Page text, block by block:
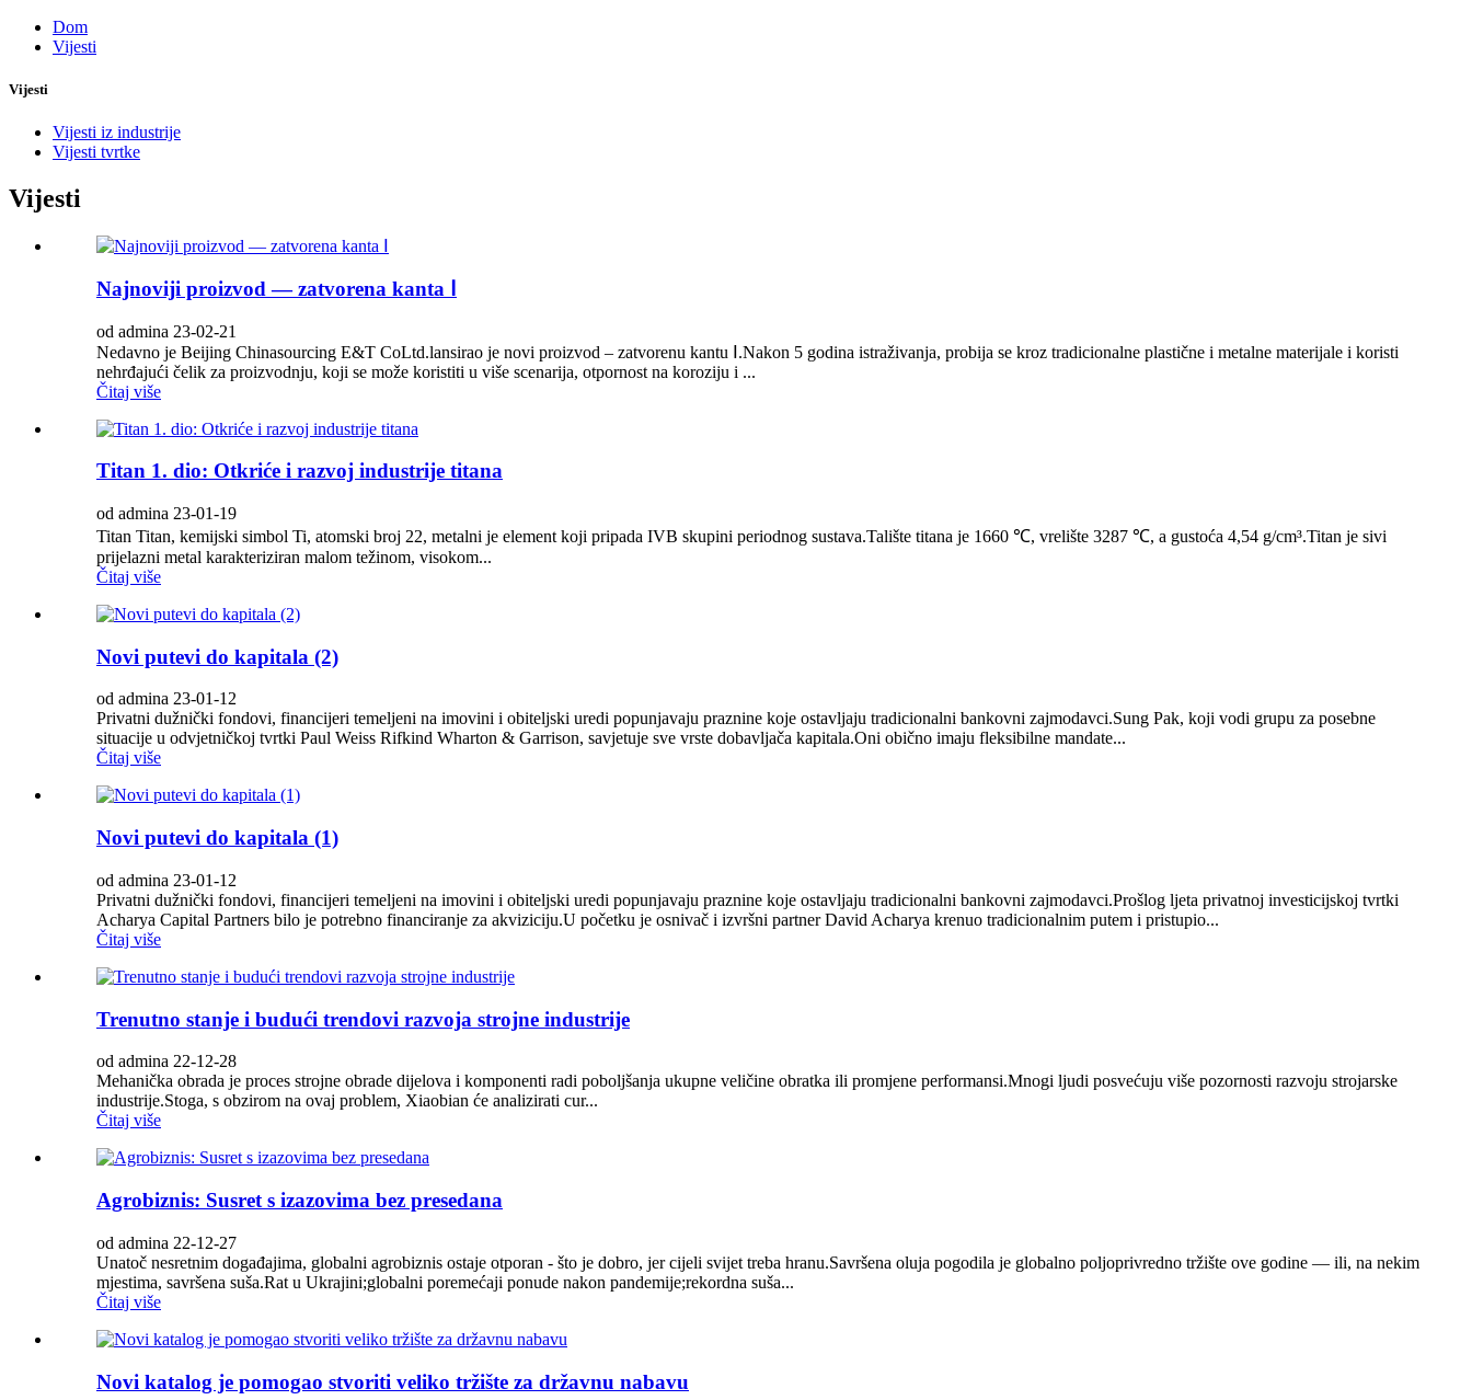
Dom
Vijesti
Vijesti
Vijesti iz industrije
Vijesti tvrtke
Vijesti
Najnoviji proizvod — zatvorena kanta Ⅰ
od admina 23-02-21
Nedavno je Beijing Chinasourcing E&T CoLtd.lansirao je novi proizvod – zatvorenu kantu Ⅰ.Nakon 5 godina istraživanja, probija se kroz tradicionalne plastične i metalne materijale i koristi
nehrđajući čelik za proizvodnju, koji se može koristiti u više scenarija, otpornost na koroziju i ...
Čitaj više
Titan 1. dio: Otkriće i razvoj industrije titana
od admina 23-01-19
Titan Titan, kemijski simbol Ti, atomski broj 22, metalni je element koji pripada IVB skupini periodnog sustava.Talište titana je 1660 ℃, vrelište 3287 ℃, a gustoća 4,54 g/cm³.Titan je sivi
prijelazni metal karakteriziran malom težinom, visokom...
Čitaj više
Novi putevi do kapitala (2)
od admina 23-01-12
Privatni dužnički fondovi, financijeri temeljeni na imovini i obiteljski uredi popunjavaju praznine koje ostavljaju tradicionalni bankovni zajmodavci.Sung Pak, koji vodi grupu za posebne
situacije u odvjetničkoj tvrtki Paul Weiss Rifkind Wharton & Garrison, savjetuje sve vrste dobavljača kapitala.Oni obično imaju fleksibilne mandate...
Čitaj više
Novi putevi do kapitala (1)
od admina 23-01-12
Privatni dužnički fondovi, financijeri temeljeni na imovini i obiteljski uredi popunjavaju praznine koje ostavljaju tradicionalni bankovni zajmodavci.Prošlog ljeta privatnoj investicijskoj tvrtki
Acharya Capital Partners bilo je potrebno financiranje za akviziciju.U početku je osnivač i izvršni partner David Acharya krenuo tradicionalnim putem i pristupio...
Čitaj više
Trenutno stanje i budući trendovi razvoja strojne industrije
od admina 22-12-28
Mehanička obrada je proces strojne obrade dijelova i komponenti radi poboljšanja ukupne veličine obratka ili promjene performansi.Mnogi ljudi posvećuju više pozornosti razvoju strojarske
industrije.Stoga, s obzirom na ovaj problem, Xiaobian će analizirati cur...
Čitaj više
Agrobiznis: Susret s izazovima bez presedana
od admina 22-12-27
Unatoč nesretnim događajima, globalni agrobiznis ostaje otporan - što je dobro, jer cijeli svijet treba hranu.Savršena oluja pogodila je globalno poljoprivredno tržište ove godine — ili, na nekim
mjestima, savršena suša.Rat u Ukrajini;globalni poremećaji ponude nakon pandemije;rekordna suša...
Čitaj više
Novi katalog je pomogao stvoriti veliko tržište za državnu nabavu